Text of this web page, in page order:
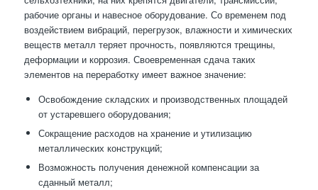
рабочие органы и навесное оборудование. Со временем под
воздействием вибраций, перегрузок, влажности и химических
веществ металл теряет прочность, появляются трещины,
деформации и коррозия. Своевременная сдача таких
элементов на переработку имеет важное значение:
Освобождение складских и производственных площадей
от устаревшего оборудования;
Сокращение расходов на хранение и утилизацию
металлических конструкций;
Возможность получения денежной компенсации за
сданный металл;